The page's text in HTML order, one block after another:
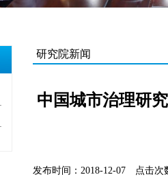
研究院新闻
中国城市治理研
发布时间：2018-12-07 点击次